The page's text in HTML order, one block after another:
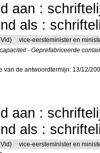
aan :
als :
vice-eersteminister en
- Geprefabriceerde
van de antwoordtermijn: 13/12/
aan :
als :
vice-eersteminister en